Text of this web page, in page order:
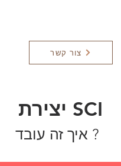
צור קשר
יצירת SCI
איך זה עובד ?